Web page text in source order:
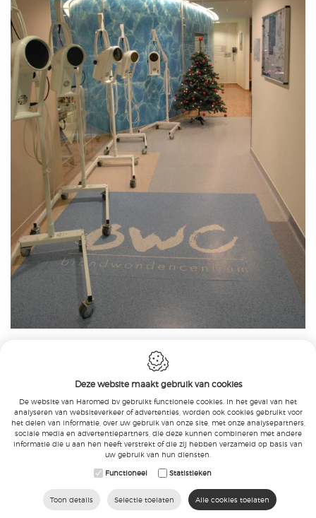
Haromed bv-Beukenlaan 21-9051 Gent-
T.:+32 9 326 05 10-F.:+32 9 326 05 11-
E.:info@haromed.com
KBO: 0479.328.765- BTW:BE 0479.328.765
Website byIDcreation2019- Cookie Policy - Privacy Policy
Deze website maakt gebruik van cookies
De website van Haromed bv gebruikt functionele cookies. In het geval van het
analyseren van websiteverkeer of advertenties, worden ook cookies gebruikt voor
het delen van informatie, over uw gebruik van onze site, met onze analysepartners,
sociale media en advertentiepartners, die deze kunnen combineren met andere
informatie die u aan hen heeft verstrekt of die zij hebben verzameld op basis van
uw gebruik van hun diensten.
Functioneel Statistieken
Toon details Selectie toelaten Alle cookies toelaten